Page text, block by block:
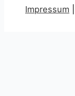
Impressum